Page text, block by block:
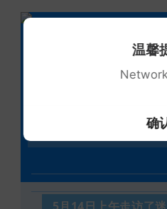
深入企业
温馨
确